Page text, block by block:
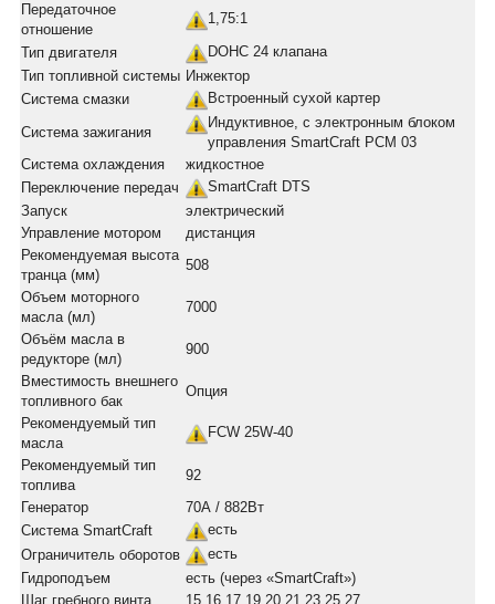
Передаточное
отношение
1,75:1
Тип двигателя
DOHC 24 клапана
Тип топливной системы Инжектор
Система смазки
Встроенный сухой картер
Система зажигания
Индуктивное, с электронным блоком
управления SmartCraft PCM 03
Система охлаждения
жидкостное
Переключение передач
SmartCraft DTS
Запуск
электрический
Управление мотором
дистанция
Рекомендуемая высота
транца (мм)
508
Объем моторного
масла (мл)
7000
Объём масла в
редукторе (мл)
900
Вместимость внешнего
топливного бак
Опция
Рекомендуемый тип
масла
FCW 25W-40
Рекомендуемый тип
топлива
92
Генератор
70А / 882Вт
Система SmartCraft
есть
Ограничитель оборотов
есть
Гидроподъем
есть (через «SmartCraft»)
Шаг гребного винта
15 16 17 19 20 21 23 25 27